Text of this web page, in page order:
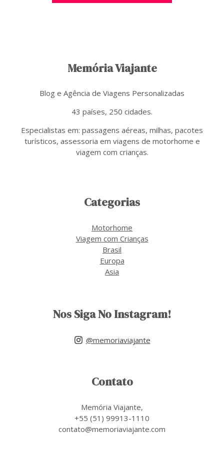
Memória Viajante
Blog e Agência de Viagens Personalizadas
43 países, 250 cidades.
Especialistas em: passagens aéreas, milhas, pacotes
turísticos, assessoria em viagens de motorhome e
viagem com crianças.
Categorias
Motorhome
Viagem com Crianças
Brasil
Europa
Asia
Nos Siga No Instagram!
@memoriaviajante
Contato
Memória Viajante,
+55 (51) 99913-1110
contato@memoriaviajante.com